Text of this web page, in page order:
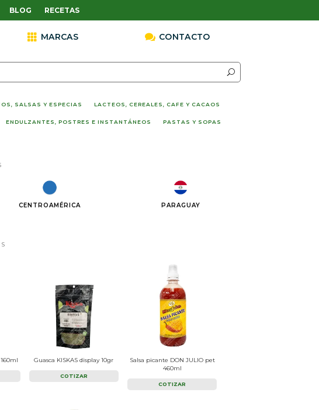
BLOG RECETAS
 MARCAS  CONTACTO
SALSAS Y ESPECIAS LACTEOS, CEREALES, CAFE Y CACAOS
ENDULZANTES, POSTRES E INSTANTÁNEOS PASTAS Y SOPAS
CENTROAMÉRICA PARAGUAY
Guasca KISKAS display 10gr
COTIZAR
Salsa picante DON JULIO pet
460ml
COTIZAR